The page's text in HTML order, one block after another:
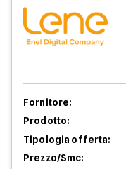
Fornitore:
Prodotto:
Tipologia offerta:
Prezzo/Smc: